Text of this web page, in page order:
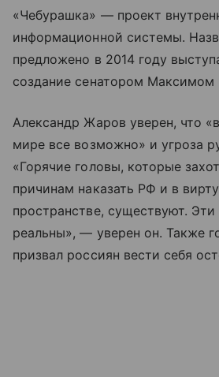
«Чебурашка» — проект
информационной системы.
предложено в 2014 году
создание сенатором Максимом
Александр Жаров уверен, что
мире все возможно» и угроза
«Горячие головы, которые
причинам наказать РФ и в
пространстве, существуют.
реальны», — уверен он. Также
призвал россиян вести себя